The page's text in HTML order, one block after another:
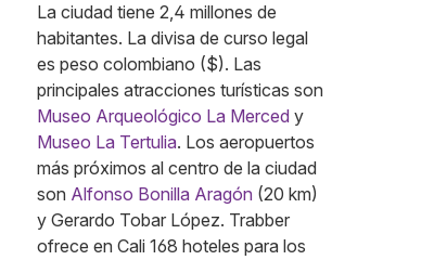
La ciudad tiene 2,4 millones de
habitantes. La divisa de curso legal
es peso colombiano ($). Las
principales atracciones turísticas son
Museo Arqueológico La Merced y
Museo La Tertulia. Los aeropuertos
más próximos al centro de la ciudad
son Alfonso Bonilla Aragón (20 km)
y Gerardo Tobar López. Trabber
ofrece en Cali 168 hoteles para los